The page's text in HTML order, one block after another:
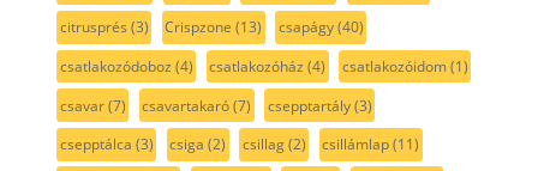
citrusprés (3) Crispzone (13) csapágy(40)
csatlakozódoboz (4) csatlakozóház (4) csatlakozóidom(1)
csavar(7) csavartakaró(7) csepptartály(3)
csepptálca (3) csiga (2) csillag(2) csillámlap(11)